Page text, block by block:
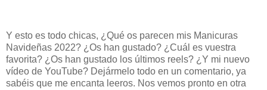
Y esto es todo chicas, ¿Qué os parecen mis Manicuras
Navideñas 2022? ¿Os han gustado? ¿Cuál es vuestra
favorita? ¿Os han gustado los últimos reels? ¿Y mi nuevo
vídeo de YouTube? Dejármelo todo en un comentario, ya
sabéis que me encanta leeros. Nos vemos pronto en otra